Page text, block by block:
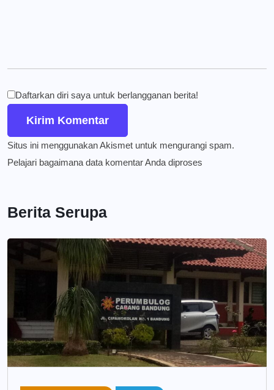
Daftarkan diri saya untuk berlangganan berita!
Situs ini menggunakan Akismet untuk mengurangi spam.
Pelajari bagaimana data komentar Anda diproses
Berita Serupa